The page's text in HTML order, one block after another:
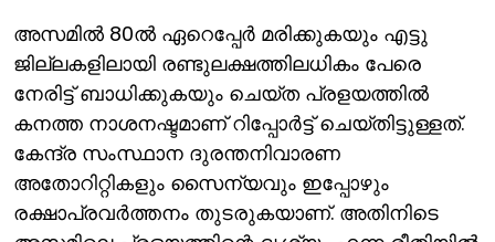
അസമില്‍ 80ല്‍ ഏറെപ്പേര്‍ മരിക്കുകയും എട്ടു
ജില്ലകളിലായി രണ്ടുലക്ഷത്തിലധികം പേരെ
നേരിട്ട് ബാധിക്കുകയും ചെയ്ത പ്രളയത്തില്‍
കനത്ത നാശനഷ്ടമാണ് റിപ്പോര്‍ട്ട് ചെയ്തിട്ടുള്ളത്.
കേന്ദ്ര സംസ്ഥാന ദുരന്തനിവാരണ
അതോറിറ്റികളും സൈന്യവും ഇപ്പോഴും
രക്ഷാപ്രവര്‍ത്തനം തുടരുകയാണ്. അതിനിടെ